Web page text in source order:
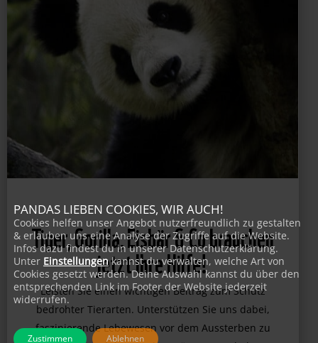
Tiger, Gorilla, Eisbär & Co brauchen
jetzt Ihre Hilfe!
Leisten Sie einen wichtigen Beitrag zum Schutz
bedrohter Tierarten. Unterstützen Sie uns dabei,
PANDAS LIEBEN COOKIES, WIR AUCH!
Cookies helfen unser Angebot nutzerfreundlich zu gestalten
& erlauben uns eine Analyse der Zugriffe auf die Website.
Infos dazu findest du in unserer Datenschutzerklärung.
Unter Einstellungen kannst du verwalten, welche Art von
Cookies gesetzt werden. Deine Auswahl kannst du über den
entsprechenden Link im Footer der Website jederzeit
widerrufen.
Zustimmen Ablehnen